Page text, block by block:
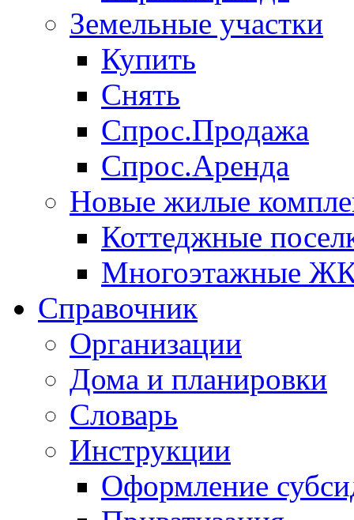
Земельные участки
Купить
Снять
Спрос.Продажа
Спрос.Аренда
Новые жилые
Коттеджные
Многоэтажные
Справочник
Организации
Дома и планировки
Словарь
Инструкции
Оформление